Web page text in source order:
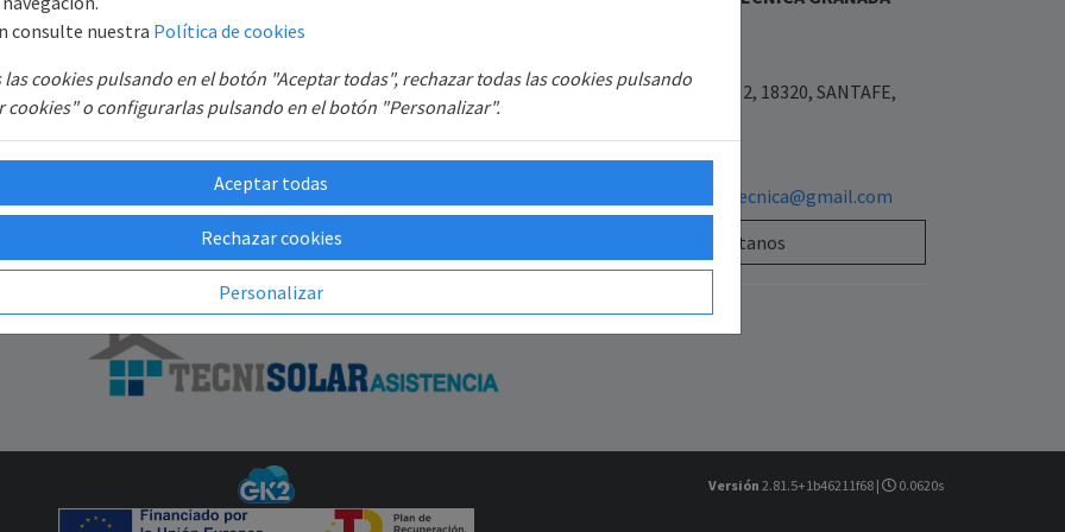
Registro
SAT
Placeta las flores 3 bajo 2, 18320, SANTAFE,
654640590
sattecnisolarasistenciatecnica@gmail.com
Contáctanos
Versión 2.81.5+1b46211f68 | 0.0620s
consulte nuestra Política de cookies
las cookies pulsando en el botón "Aceptar todas", rechazar todas las cookies pulsando
cookies" o configurarlas pulsando en el botón "Personalizar".
Aceptar todas
Rechazar cookies
Personalizar